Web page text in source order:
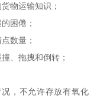
物运输知识；
困倦；
数量；
、拖拽和倒转；
，不允许存放有氧化